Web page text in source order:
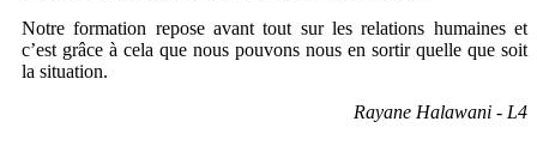
Notre formation repose avant tout sur les relations humaines et
c’est grâce à cela que nous pouvons nous en sortir quelle que soit
la situation.
Rayane Halawani - L4